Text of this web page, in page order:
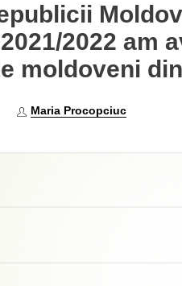
2022 am
moldoveni
Maria Procopciuc